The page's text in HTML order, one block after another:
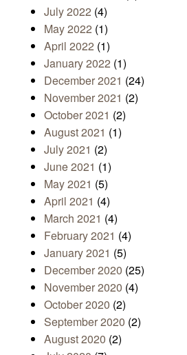
July 2022 (4)
May 2022 (1)
April 2022 (1)
January 2022 (1)
December 2021 (24)
November 2021 (2)
October 2021 (2)
August 2021 (1)
July 2021 (2)
June 2021 (1)
May 2021 (5)
April 2021 (4)
March 2021 (4)
February 2021 (4)
January 2021 (5)
December 2020 (25)
November 2020 (4)
October 2020 (2)
September 2020 (2)
August 2020 (2)